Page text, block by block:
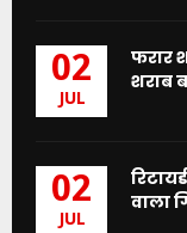
02
JUL
फरार
शराब
02
JUL
वाला